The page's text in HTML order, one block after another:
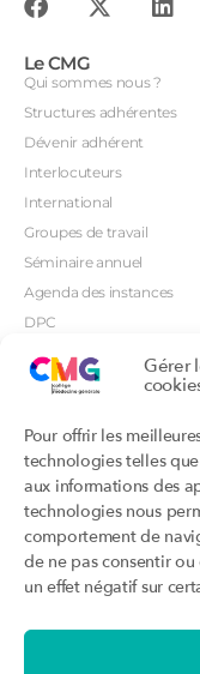
Gérer
Pour offrir les
technologies telles
aux informations des
technologies nous
comportement de
de ne pas consentir
un effet négatif sur
Le CMG
Qui sommes nous ?
Structures adhérentes
Dévenir adhérent
Interlocuteurs
International
Groupes de travail
Séminaire annuel
Agenda des instances
DPC
Orientations prioritaires
Productions
Productions du Collège
Productions des
adhérentes
Labellisation
Addictions et médecine
Et si c’était une maladie